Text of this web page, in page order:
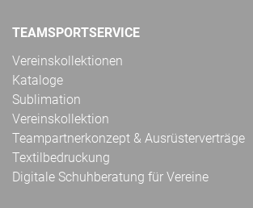
TEAMSPORTSERVICE
Vereinskollektionen
Kataloge
Sublimation
Vereinskollektion
Teampartnerkonzept & Ausrüsterverträge
Textilbedruckung
Digitale Schuhberatung für Vereine